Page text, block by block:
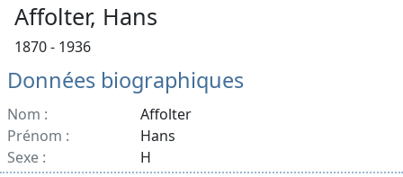
Affolter, Hans
1870 - 1936
Données biographiques
Nom :
Affolter
Prénom :
Hans
Sexe :
H